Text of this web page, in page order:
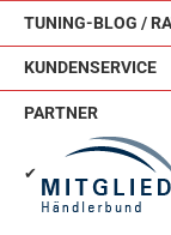
TUNING-BLOG /
KUNDENSERVICE
PARTNER
✔